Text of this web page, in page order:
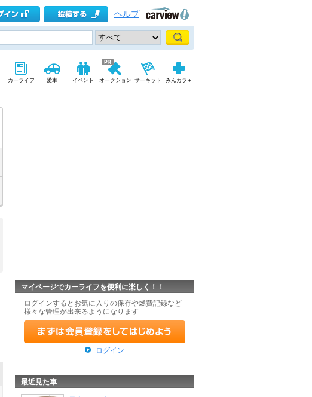
ヘルプ
カーライフ 愛車 イベント オークション サーキット みんカラ＋
マイページでカーライフを便利に楽しく！！
ログインするとお気に入りの保存や燃費記録など
様々な管理が出来るようになります
ログイン
最近見た車